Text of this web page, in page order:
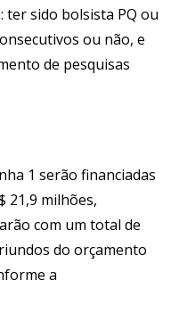
ter sido bolsista PQ ou
ou não, e
de pesquisas
1 serão financiadas
21,9 milhões,
com um total de
do orçamento
a